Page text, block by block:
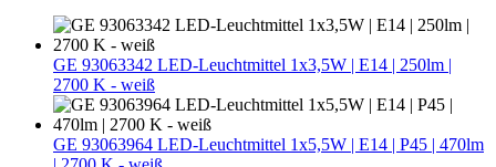
GE 93063342 LED-Leuchtmittel 1x3,5W | E14 | 250lm |
2700 K - weiß
GE 93063964 LED-Leuchtmittel 1x5,5W | E14 | P45 | 470lm